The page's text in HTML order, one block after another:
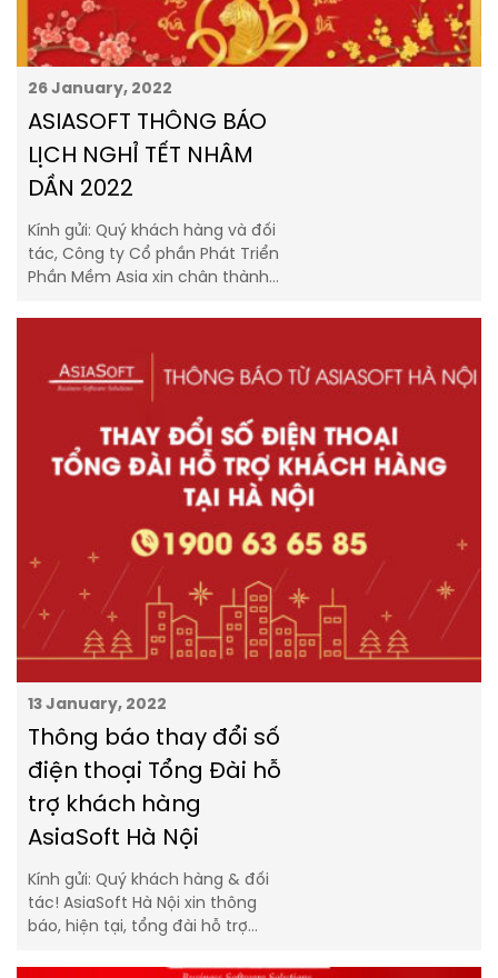
26 January, 2022
ASIASOFT THÔNG BÁO
LỊCH NGHỈ TẾT NHÂM
DẦN 2022
Kính gửi: Quý khách hàng và đối
tác, Công ty Cổ phần Phát Triển
Phần Mềm Asia xin chân thành…
13 January, 2022
Thông báo thay đổi số
điện thoại Tổng Đài hỗ
trợ khách hàng
AsiaSoft Hà Nội
Kính gửi: Quý khách hàng & đối
tác! AsiaSoft Hà Nội xin thông
báo, hiện tại, tổng đài hỗ trợ…